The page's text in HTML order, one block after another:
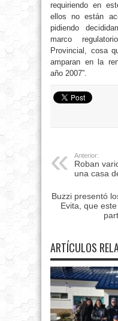
requiriendo en
ellos no están
pidiendo
marco
Provincial, cosa
amparan en la
año 2007”.
Anterior:
Roban
una casa
Buzzi presentó
Evita, que
ARTÍCULOS